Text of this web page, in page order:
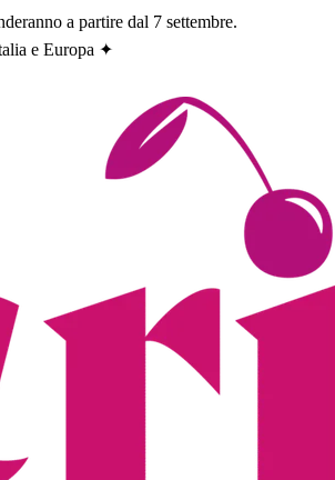
a partire dal 7 settembre.
e Europa ✦